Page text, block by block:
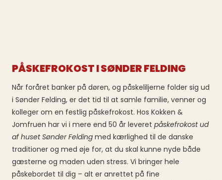
PÅSKEFROKOST I SØNDER FELDING
Når foråret banker på døren, og påskeliljerne folder sig ud
i Sønder Felding, er det tid til at samle familie, venner og
kolleger om en festlig påskefrokost. Hos Kokken &
Jomfruen har vi i mere end 50 år leveret påskefrokost ud
af huset Sønder Felding med kærlighed til de danske
traditioner og med øje for, at du skal kunne nyde både
gæsterne og maden uden stress. Vi bringer hele
påskebordet til dig – alt er anrettet på fine